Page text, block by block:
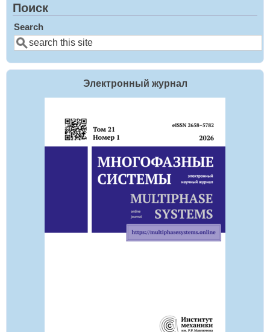
Поиск
Search
Электронный журнал